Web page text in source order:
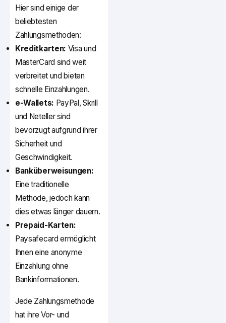
Hier sind einige der
beliebtesten
Zahlungsmethoden:
Kreditkarten: Visa und
MasterCard sind weit
verbreitet und bieten
schnelle Einzahlungen.
e-Wallets: PayPal, Skrill
und Neteller sind
bevorzugt aufgrund ihrer
Sicherheit und
Geschwindigkeit.
Banküberweisungen:
Eine traditionelle
Methode, jedoch kann
dies etwas länger dauern.
Prepaid-Karten:
Paysafecard ermöglicht
Ihnen eine anonyme
Einzahlung ohne
Bankinformationen.
Jede Zahlungsmethode
hat ihre Vor- und